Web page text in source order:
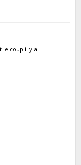
le coup il y a